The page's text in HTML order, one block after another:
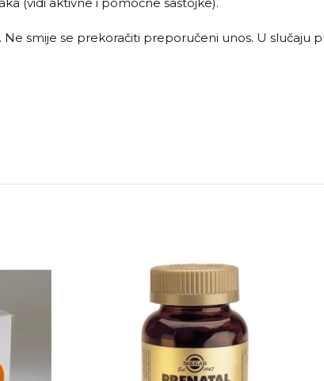
smije se prekoračiti preporučeni unos. U slučaju